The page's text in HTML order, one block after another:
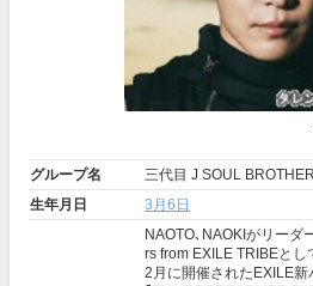
グループ名
三代目 J SOUL
生年月日
3月6日
NAOTO､NAOKIがリーダ
rs from EXILE TRIBEと
2月に開催されたEXILE